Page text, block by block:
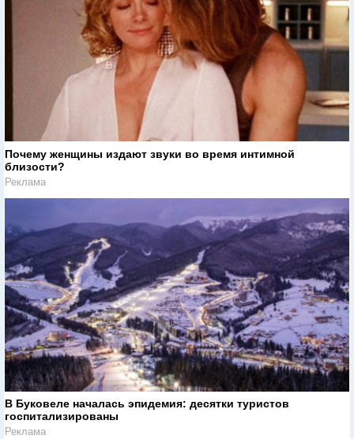
Почему женщины издают звуки во время интимной
близости?
Реклама
В Буковеле началась эпидемия: десятки туристов
госпитализированы
Реклама